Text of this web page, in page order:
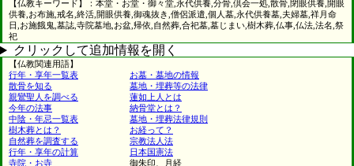
【仏教キーワード】：本堂・お堂・御々堂,永代供養,分骨,倶会一処,散骨,閉眼供養,開眼
供養,お布施,戒名,終活,開眼供養,御魂抜き,僧侶派遣,個人墓,永代供養墓,夫婦墓,祥月命
日,お施餓鬼,墓誌,寺院墓地,お盆,帰依,自然葬,合祀墓,墓じまい,樹木葬,仏事,仏法,法名,祭
祀
クリックして追加情報を開く
【仏教関連用語】
行年・享年一覧表
お墓・墓地の情報
散骨を知る
墓地・埋葬等の法律
親鸞聖人を調べる
蓮如上人とは
今年の法事
納骨堂とは？
中陰・年忌一覧表
墓地・埋葬法律規則
樹木葬とは？
お経って？
自然葬を調査する
宗教法人法
行年・享年の計算
日本国憲法
寺院・お寺
御朱印、月経